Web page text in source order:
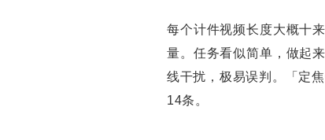
每个计件视频长度大概十
量。任务看似简单，做起
线干扰，极易误判。「定
14条。